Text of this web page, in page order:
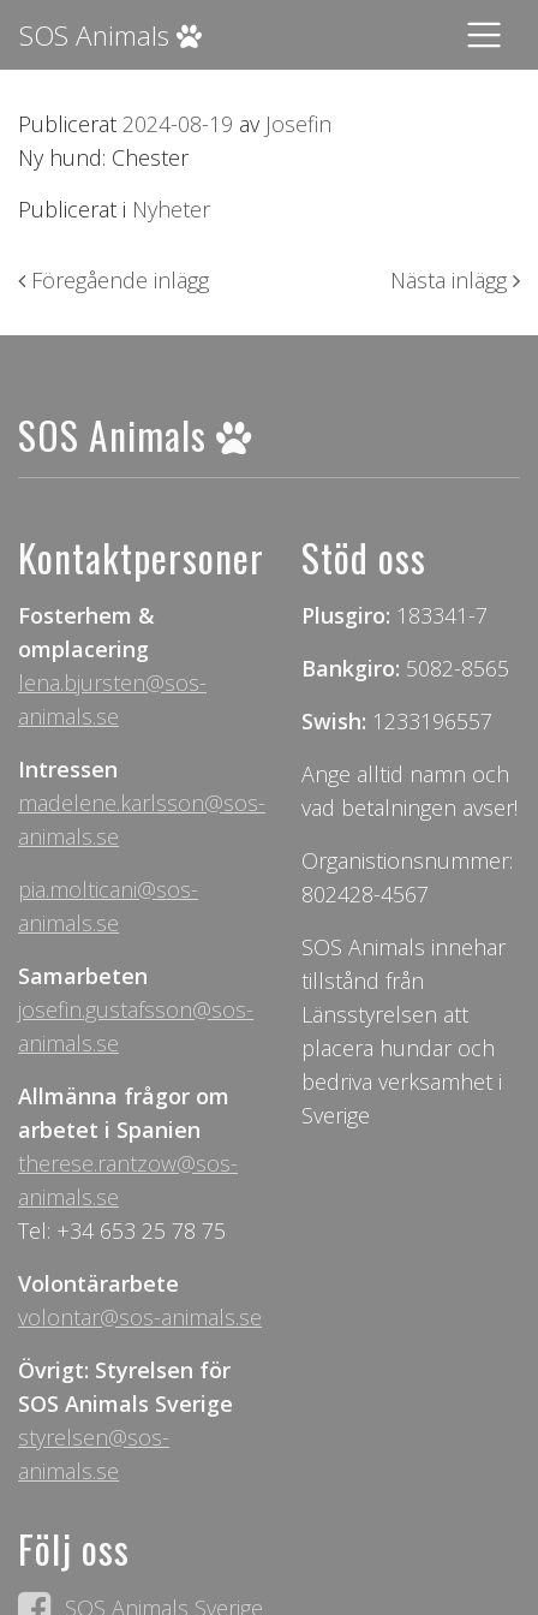
SOS Animals
Publicerat 2024-08-19 av Josefin
Ny hund: Chester
Publicerat i Nyheter
Inläggsnavigering
Föregående inlägg Nästa inlägg
SOS Animals
Kontaktpersoner
Fosterhem &
omplacering
lena.bjursten@sos-
animals.se
Intressen
madelene.karlsson@sos-
animals.se
pia.molticani@sos-
animals.se
Samarbeten
josefin.gustafsson@sos-
animals.se
Allmänna frågor om
arbetet i Spanien
therese.rantzow@sos-
animals.se
Tel: +34 653 25 78 75
Volontärarbete
volontar@sos-animals.se
Övrigt: Styrelsen för
SOS Animals Sverige
styrelsen@sos-
animals.se
Stöd oss
Plusgiro: 183341-7
Bankgiro: 5082-8565
Swish: 1233196557
Ange alltid namn och
vad betalningen avser!
Organistionsnummer:
802428-4567
SOS Animals innehar
tillstånd från
Länsstyrelsen att
placera hundar och
bedriva verksamhet i
Sverige
Följ oss
SOS Animals Sverige